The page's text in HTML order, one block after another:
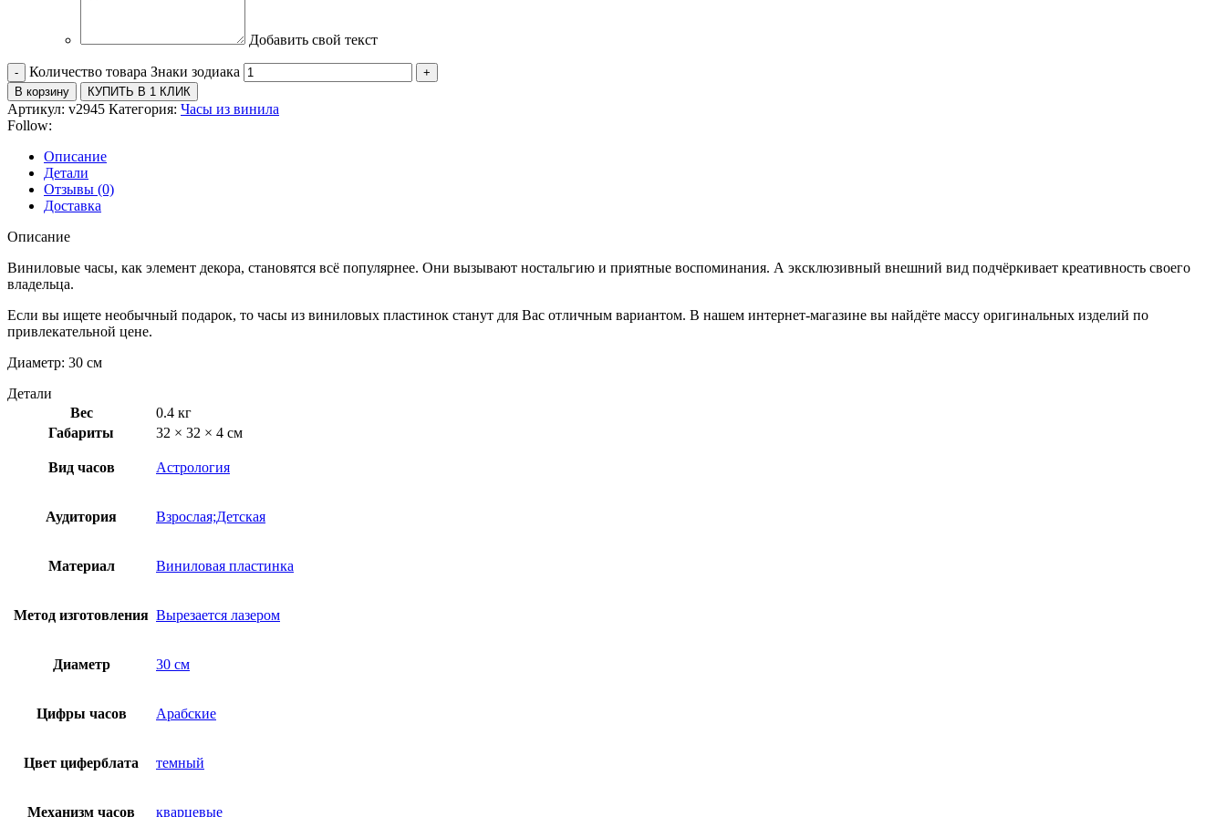
Добавить свой текст
Количество товара Знаки зодиака
В корзину КУПИТЬ В 1 КЛИК
Артикул: v2945 Категория: Часы из винила
Follow:
Описание
Детали
Отзывы (0)
Доставка
Описание
Виниловые часы, как элемент декора, становятся всё популярнее. Они вызывают ностальгию и приятные воспоминания. А эксклюзивный внешний вид подчёркивает креативность своего
владельца.
Если вы ищете необычный подарок, то часы из виниловых пластинок станут для Вас отличным вариантом. В нашем интернет-магазине вы найдёте массу оригинальных изделий по
привлекательной цене.
Диаметр: 30 см
Детали
Вес
0.4 кг
Габариты
32 × 32 × 4 см
Вид часов Астрология
Аудитория Взрослая;Детская
Материал Виниловая пластинка
Метод изготовления Вырезается лазером
Диаметр 30 см
Цифры часов Арабские
Цвет циферблата темный
Механизм часов кварцевые